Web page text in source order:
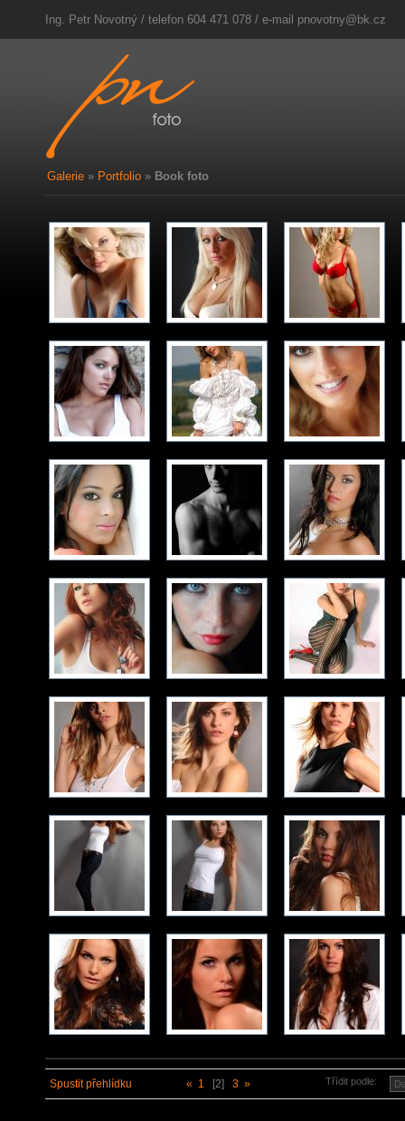
Ing. Petr Novotný / telefon 604 471 078 / e-mail pnovotny@bk.cz
Galerie » Portfolio » Book foto
Spustit přehlídku « 1 [2] 3 » Třídit podle: